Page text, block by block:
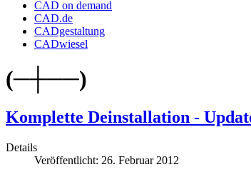
CAD on demand
CAD.de
CADgestaltung
CADwiesel
(─┼──)
Komplette Deinstallation -
Details
Veröffentlicht: 26. Februar 2012